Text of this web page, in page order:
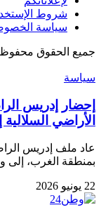
شروط
سياسة
جميع الحقوق محفوظة
سياسة
إحضار إدريس
الأراضي
عاد ملف إدريس
بمنطقة الغرب، إلى
22 يونيو 2026